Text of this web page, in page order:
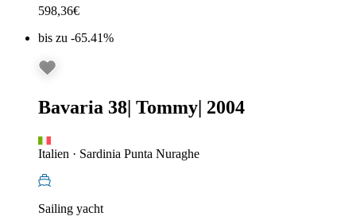
598,36€
bis zu -65.41%
Bavaria 38| Tommy| 2004
Italien · Sardinia Punta Nuraghe
Sailing yacht